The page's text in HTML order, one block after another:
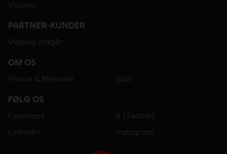
Viaplay
PARTNER-KUNDER
Viaplay indgår
OM OS
Presse & Nyheder
Jobs
FØLG OS
Facebook
X (Twitter)
LinkedIn
Instagram